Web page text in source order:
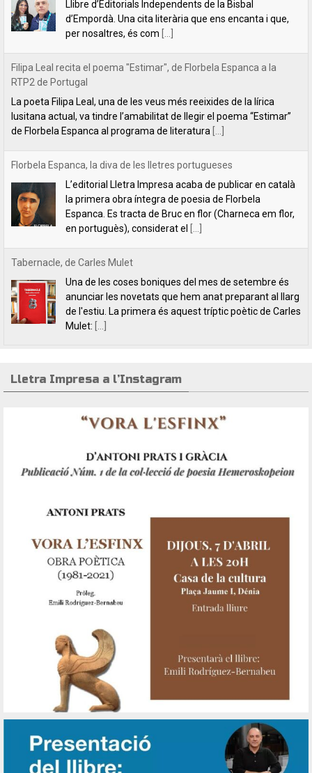
lusitana actual, va tindre l’amabilitat de llegir el poema “Estimar”
de Florbela Espanca al programa de literatura[...]
Florbela Espanca, la diva de les lletres portugueses
L’editorial Lletra Impresa acaba de publicar en català
la primera obra íntegra de poesia de Florbela
Espanca. Es tracta de Bruc en flor (Charneca em flor,
en portuguès), considerat el[...]
Tabernacle, de Carles Mulet
Una de les coses boniques del mes de setembre és
anunciar les novetats que hem anat preparant al llarg
de l'estiu. La primera és aquest tríptic poètic de Carles
Mulet:[...]
Lletra Impresa aposta per la poesia en clau feminista amb motiu
del 8 de Març
L’editorial Lletra Impresa Edicions acaba de publicar
dos títols de poesia que aposten, clarament i sense
fissures, per autores feministes. D’una banda, han
tret a la llum editorial el poemari
Lletra Impresa a l’Instagram